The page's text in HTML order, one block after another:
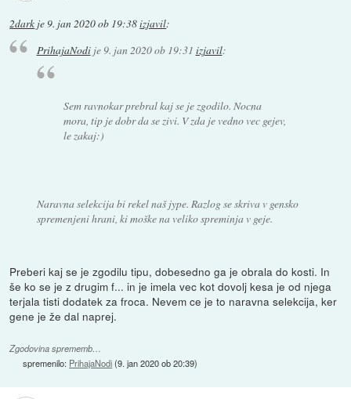
2dark je9. jan 2020 ob 19:38izjavil:
PrihajaNodije9. jan 2020 ob 19:31 izjavil:
Sem ravnokar prebral kaj se je zgodilo. Nocna
mora, tip je dobr da se zivi. V zda je vedno vec gejev,
le zakaj:)
Naravna selekcija bi rekel naš jype. Razlog se skriva v gensko
spremenjeni hrani, ki moške na veliko spreminja v geje.
Preberi kaj se je zgodilu tipu, dobesedno ga je obrala do kosti. In
še ko se je z drugim f... in je imela vec kot dovolj kesa je od njega
terjala tisti dodatek za froca. Nevem ce je to naravna selekcija, ker
gene je že dal naprej.
Zgodovina sprememb…
spremenilo: PrihajaNodi(9. jan 2020 ob 20:39)